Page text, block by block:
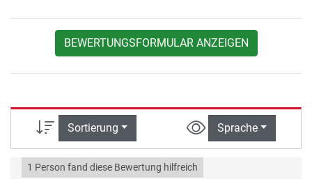
BEWERTUNGSFORMULAR ANZEIGEN
Sortierung Sprache
1 Person fand diese Bewertung hilfreich